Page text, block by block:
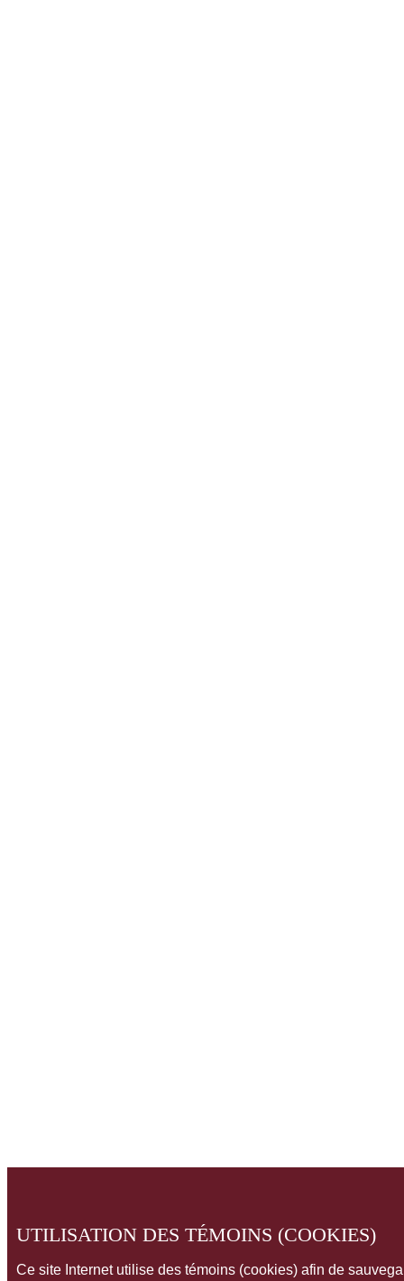
UTILISATION DES TÉMOINS (COOKIES)
Ce site Internet utilise des témoins (cookies) afin de